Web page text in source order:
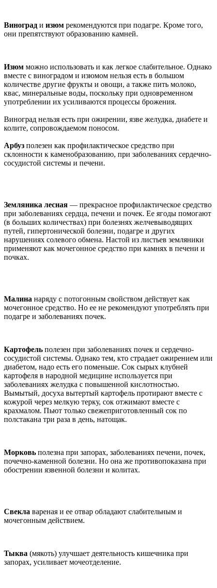
Виноград и изюм рекомендуются при подагре. Кроме того,
они препятствуют образованию камней.
Изюм можно использовать и как легкое слабительное. Однако
вместе с виноградом и изюмом нельзя есть в большом
количестве другие фрукты и овощи, а также пить молоко,
квас, минеральные воды, поскольку при одновременном
употреблении их усиливаются процессы брожения.
Виноград нельзя есть при ожирении, язве желудка, диабете и
колите, сопровождаемом поносом.
Арбуз полезен как профилактическое средство при
склонности к каменобразованию, при заболеваниях сердечно-
сосудистой системы и печени.
Земляника лесная — прекрасное профилактическое средство
при заболеваниях сердца, печени и почек. Ее ягоды помогают
(в больших количествах) при болезнях желчевыводящих
путей, гипертонической болезни, подагре и других
нарушениях солевого обмена. Настой из листьев земляники
применяют как мочегонное средство при камнях в печени и
почках.
Малина наряду с потогонным свойством действует как
мочегонное средство. Но ее не рекомендуют употреблять при
подагре и заболеваниях почек.
Картофель полезен при заболеваниях почек и сердечно-
сосудистой системы. Однако тем, кто страдает ожирением или
диабетом, надо есть его поменьше. Сок сырых клубней
картофеля в народной медицине используется при
заболеваниях желудка с повышенной кислотностью.
Вымытый, досуха вытертый картофель протирают вместе с
кожурой через мелкую терку, сок отжимают вместе с
крахмалом. Пьют только свежеприготовленный сок по
полстакана три раза в день, натощак.
Морковь полезна при запорах, заболеваниях печени, почек,
почечно-каменной болезни. Но она же противопоказана при
обострении язвенной болезни и колитах.
Свекла вареная и ее отвар обладают слабительным и
мочегонным действием.
Тыква (мякоть) улучшает деятельность кишечника при
запорах, усиливает мочеотделение.